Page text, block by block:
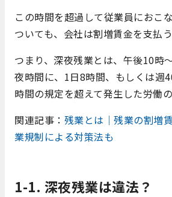
この時間を超過して従業員におこ
ついても、会社は割増賃金を支払
つまり、深夜残業とは、午後10時
夜時間に、1日8時間、もしくは週
時間の規定を超えて発生した労働
関連記事： 残業とは｜残業の割増
業規制による対策法も
1-1. 深夜残業は違法？